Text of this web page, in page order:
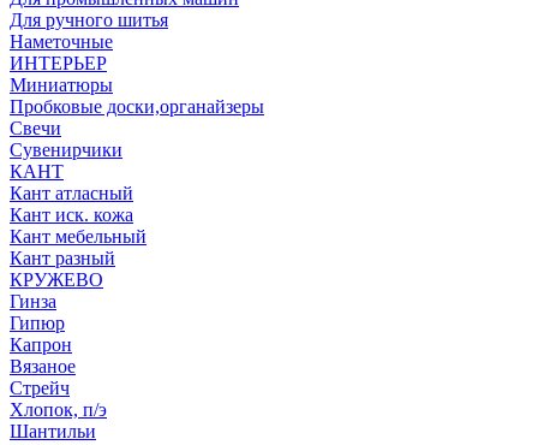
Для ручного шитья
Наметочные
ИНТЕРЬЕР
Миниатюры
Пробковые доски,органайзеры
Свечи
Сувенирчики
КАНТ
Кант атласный
Кант иск. кожа
Кант мебельный
Кант разный
КРУЖЕВО
Гинза
Гипюр
Капрон
Вязаное
Стрейч
Хлопок, п/э
Шантильи